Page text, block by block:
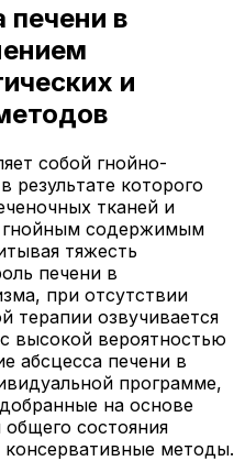
печени в
и
собой гнойно-
результате которого
тканей и
гнойным содержимым
тяжесть
печени в
при отсутствии
терапии озвучивается
высокой вероятностью
абсцесса печени в
программе,
на основе
состояния
консервативные методы.